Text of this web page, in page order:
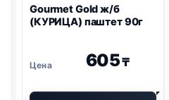
Gourmet Gold ж/б
(КУРИЦА) паштет 90г
605₸